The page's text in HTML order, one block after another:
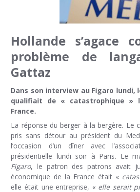
Hollande s’agace
problème de
Gattaz
Dans son interview au Figaro lundi,
qualifiait de « catastrophique »
France.
La réponse du berger à la bergère. Le
pris sans détour au président du
l’occasion d’un dîner avec
présidentielle lundi soir à Paris. Le
Figaro, le patron des patrons avait
économique de la France était «
elle était une entreprise, « elle serait